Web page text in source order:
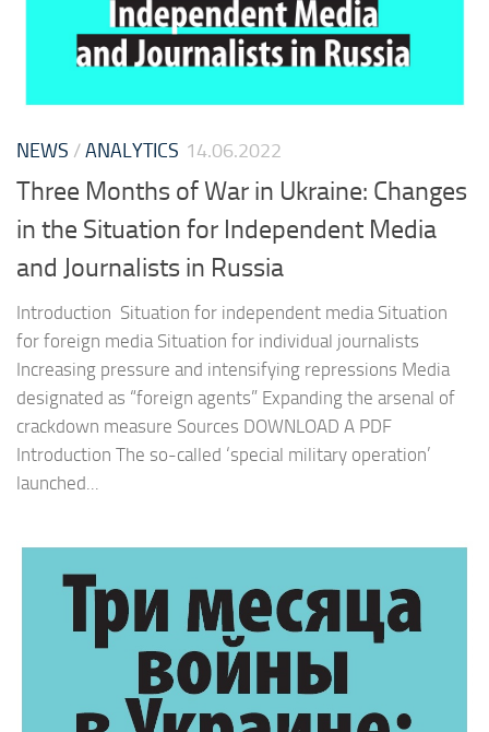
NEWS / ANALYTICS 14.06.2022
Three Months of War in Ukraine: Changes
in the Situation for Independent Media
and Journalists in Russia
Introduction Situation for independent media Situation
for foreign media Situation for individual journalists
Increasing pressure and intensifying repressions Media
designated as “foreign agents” Expanding the arsenal of
crackdown measure Sources DOWNLOAD A PDF
Introduction The so-called ‘special military operation’
launched...